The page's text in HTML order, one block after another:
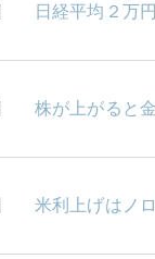
日経平均２万
株が上がると
米利上げはノ